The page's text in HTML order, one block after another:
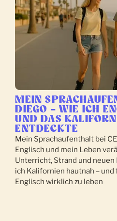
MEIN
DIEGO – WIE ICH
UND DAS
ENTDECKTE
Mein Sprachaufenthalt bei
Englisch und mein Leben
Unterricht, Strand und
ich Kalifornien hautnah – und
Englisch wirklich zu leben